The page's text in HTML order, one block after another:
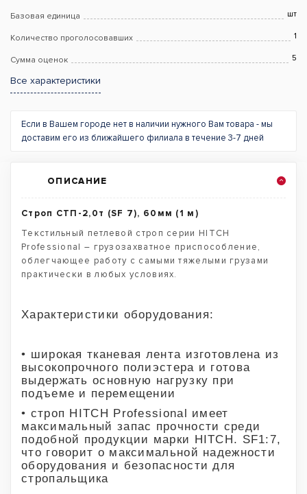
Базовая единица шт
Количество проголосовавших 1
Сумма оценок 5
Все характеристики
Если в Вашем городе нет в наличии нужного Вам товара - мы
доставим его из ближайшего филиала в течение 3-7 дней
ОПИСАНИЕ
Строп СТП-2,0т (SF 7), 60мм (1 м)
Текстильный петлевой строп серии HITCH
Professional – грузозахватное приспособление,
облегчающее работу с самыми тяжелыми грузами
практически в любых условиях.
Характеристики оборудования:
• широкая тканевая лента изготовлена из
высокопрочного полиэстера и готова
выдержать основную нагрузку при
подъеме и перемещении
• строп HITCH Professional имеет
максимальный запас прочности среди
подобной продукции марки HITCH. SF1:7,
что говорит о максимальной надежности
оборудования и безопасности для
стропальщика